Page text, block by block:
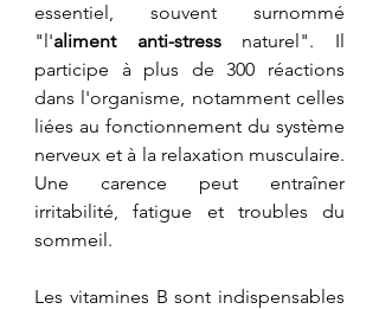
essentiel, souvent surnommé
"l'aliment anti-stress naturel". Il
participe à plus de 300 réactions
dans l'organisme, notamment celles
liées au fonctionnement du système
nerveux et à la relaxation musculaire.
Une carence peut entraîner
irritabilité, fatigue et troubles du
sommeil.
Les vitamines B sont indispensables